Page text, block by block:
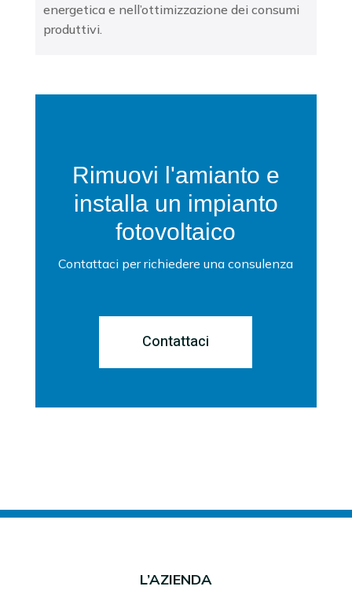
energetica e nell’ottimizzazione dei consumi
produttivi.
Rimuovi l'amianto e
installa un impianto
fotovoltaico
Contattaci per richiedere una consulenza
Contattaci
L’AZIENDA